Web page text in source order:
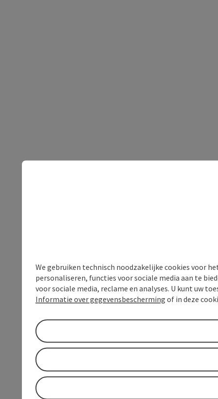
We gebruiken technisch noodzakelijke cookies voor
personaliseren, functies voor sociale media aan te
voor sociale media, reclame en analyses. U kunt uw
Informatie over gegevensbescherming of in deze